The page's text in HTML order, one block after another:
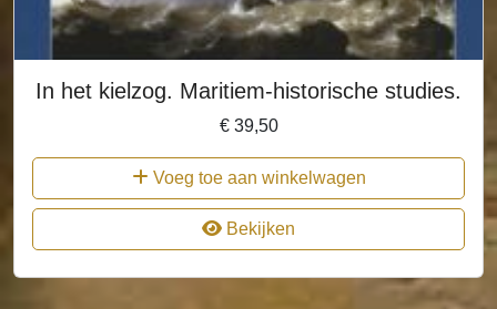
In het kielzog. Maritiem-historische studies.
€39,50
Voeg toe aan winkelwagen
Bekijken